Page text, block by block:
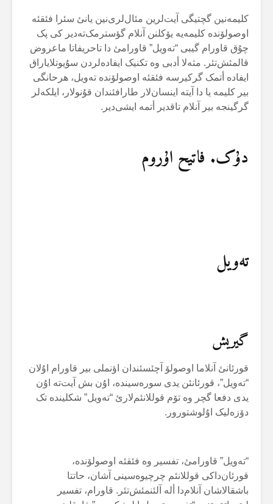
کلیمەنین گچتیگی آیت‌لرین مئال‌لری‌نین یانئ سئرا فئقئە
اوصولۆندە کلیمەیە یۆکلنن آنلام گؤسترمک‌تەدیر کی پک
چۇق قاورام گیبی “تەویل” قاورامئ دا تاحریفاتا ماعروض
قالمئش‌تئر. مثەلا أدبی وە تکنیک ایفادەلردن سۇیوتلایاراق
ایفادە أتمک گرکیرسە فئقئە اوصولۆندە تەویل، هرحانگی
بیر کلیمە یا دا آیتە اینسان‌لار طارافئندان قۇنولار، ایلکەلر
گرگینجە بیر آنلام تاقدیر أتمە ایشی‌دیر.
دۇک. فاتیح اۇروم
تەویل
گیریش
قورئانئ آنلاما اوصولۆ آچئسئندان اؤنملی بیر قاورام اۇلان
“تەویل”، قورئانئن یدی سورەسیندە، اۇن بش آیت‌تە اۇن
یدی دفعا گچر وە تۆم قوللانئم‌لارئ “تەویل” شکلیندە تک
دۆزەلیک اۇلوشتورور.
“تەویل” قاورامئ، تفسیر وە فئقئە اوصولۆندە،
قورئان‌داکی قوللانئم چرچیوەسینی آشان، حاتتا
باشقالاشان آنلام‌دا ألە آلئنمئش‌تئر. قاورام، تفسیر